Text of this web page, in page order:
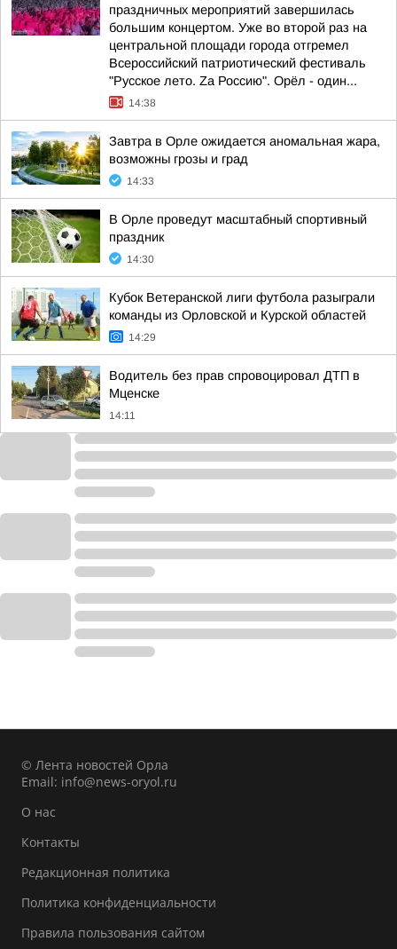
праздничных мероприятий завершилась
большим концертом. Уже во второй раз на
центральной площади города отгремел
Всероссийский патриотический фестиваль
"Русское лето. Zа Россию". Орёл - один...
14:38
Завтра в Орле ожидается аномальная жара,
возможны грозы и град
14:33
В Орле проведут масштабный спортивный
праздник
14:30
Кубок Ветеранской лиги футбола разыграли
команды из Орловской и Курской областей
14:29
Водитель без прав спровоцировал ДТП в
Мценске
14:11
© Лента новостей Орла
Email: info@news-oryol.ru
О нас
Контакты
Редакционная политика
Политика конфиденциальности
Правила пользования сайтом